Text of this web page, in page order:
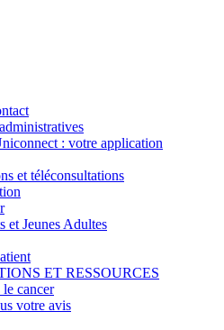
: votre application
et téléconsultations
et Jeunes Adultes
ET RESSOURCES
cancer
votre avis